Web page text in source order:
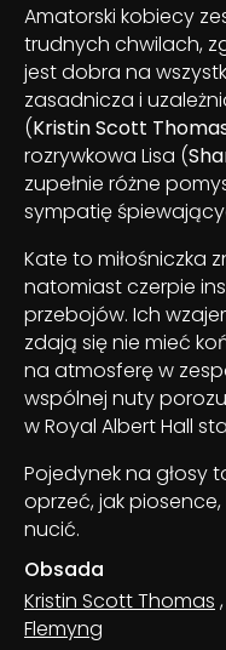
Amatorski kobiecy
trudnych chwilach,
jest dobra na
zasadnicza i
(Kristin Scott
rozrywkowa Lisa (
zupełnie różne
sympatię
Kate to miłośniczka
natomiast czerpie
przebojów. Ich
zdają się nie mieć
na atmosferę w
wspólnej nuty
w Royal Albert Hall
Pojedynek na głosy
oprzeć, jak
nucić.
Obsada
Kristin Scott Thomas ,
Flemyng